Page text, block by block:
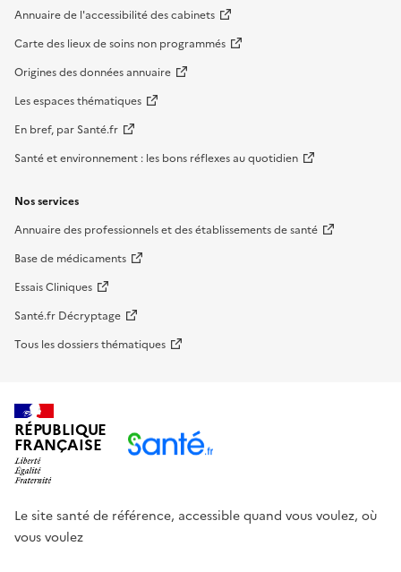
Annuaire de l'accessibilité des cabinets
Carte des lieux de soins non programmés
Origines des données annuaire
Les espaces thématiques
En bref, par Santé.fr
Santé et environnement : les bons réflexes au quotidien
Nos services
Annuaire des professionnels et des établissements de santé
Base de médicaments
Essais Cliniques
Santé.fr Décryptage
Tous les dossiers thématiques
RÉPUBLIQUE
FRANÇAISE
Le site santé de référence, accessible quand vous voulez, où
vous voulez